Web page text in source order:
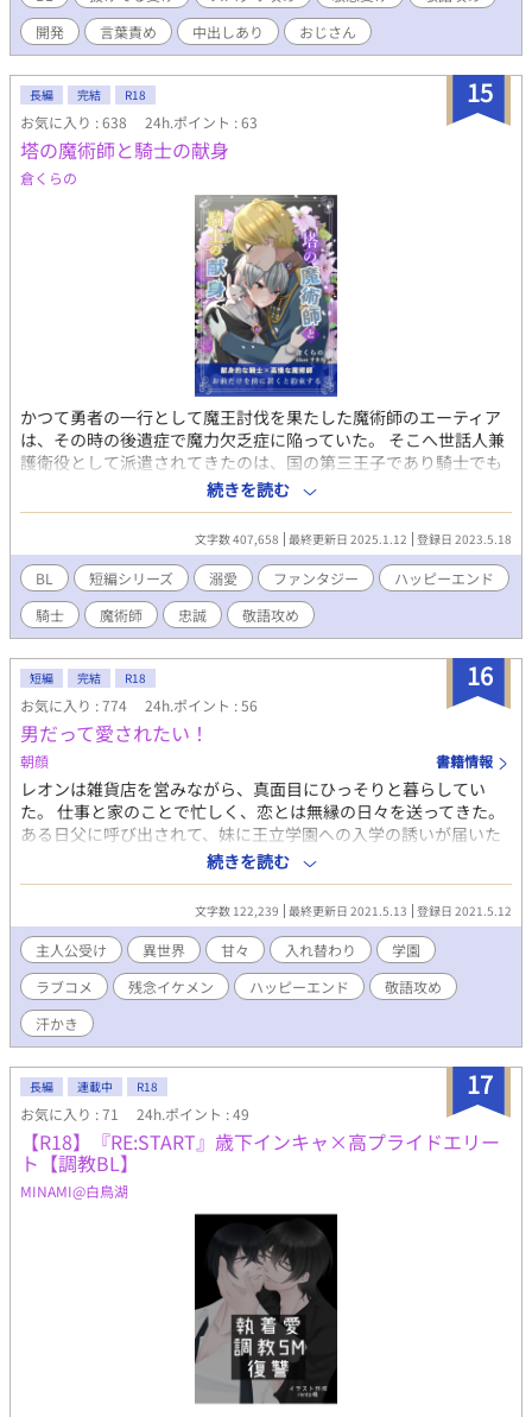
めに、美味しく頂かれます。
開発
言葉責め 中出しあり おじさん
15
長編 完結 R18
お気に入り : 638 24h.ポイント : 63
塔の魔術師と騎士の献身
倉くらの
かつて勇者の一行として魔王討伐を果たした魔術師のエーティア
は、その時の後遺症で魔力欠乏症に陥っていた。 そこへ世話人兼
護衛役として派遣されてきたのは、国の第三王子であり騎士でも
あるフレンという男だった。 男の説明では性交による魔力供給が
必要なのだという。 それを聞いたエーティアは怒り、最後の魔力
を使って攻撃するがすでに魔力のほとんどを消失していたためフ
レンにダメージを与えることはできなかった。 悔しさと息苦しさ
から涙して「こんなみじめな姿で生きていたくない」と思うエー
ティアだったが、「あなたを助けたい」とフレンによってやさし
く抱き寄せられる。 献身的に尽くす元騎士と、能力の高さ故にチ
ヤホヤされて生きてきたため無自覚でやや高慢気味の魔術師の
話。 愛するあまりいつも抱っこしていたい攻め＆体がしんどくて
楽だから抱っこされて運ばれたい受け。 一人称。 完結しました！
続きを読む
文字数 407,658 最終更新日 2025.1.12 登録日 2023.5.18
BL 短編シリーズ 溺愛 ファンタジー
ハッピーエンド
騎士
魔術師 忠誠 敬語攻め
16
短編 完結 R18
お気に入り : 774 24h.ポイント : 56
男だって愛されたい！
朝顔 書籍情報
レオンは雑貨店を営みながら、真面目にひっそりと暮らしてい
た。 仕事と家のことで忙しく、恋とは無縁の日々を送ってきた。
ある日父に呼び出されて、妹に王立学園への入学の誘いが届いた
ことを知らされる。 自分には関係のないことだと思ったのに、な
ぜだか、父に関係あると言われてしまう。 それには、ある事情が
あった。 そしてその事から、レオンが妹の代わりとなって学園に
入学して、しかも貴族の男性を落として、婚約にまで持ちこまな
いといけないはめに。 父の言うとおりの相手を見つけようとする
が、全然対象外の人に振り回されて、困りながらもなぜだか気に
なってしまい…。 苦労人レオンが、愛と幸せを見つけるために奮
闘するお話です。
続きを読む
文字数 122,239 最終更新日 2021.5.13 登録日 2021.5.12
主人公受け 異世界 甘々 入れ替わり
学園
ラブコメ
残念イケメン ハッピーエンド
敬語攻め
汗かき
17
長編 連載中 R18
お気に入り : 71 24h.ポイント : 49
【R18】『RE:START』歳下インキャ×高プライドエリー
ト【調教BL】
MINAMI@白鳥湖